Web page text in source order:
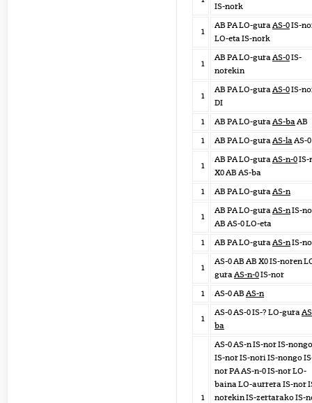
IS-nork
1
AB PA LO-guraAS-0IS-
LO-eta IS-nork
1
AB PA LO-guraAS-0IS-
norekin
1
AB PA LO-guraAS-0IS-
DI
1
AB PA LO-guraAS-baAB
1
AB PA LO-guraAS-laAS-0
1
AB PA LO-guraAS-n-0IS-
X0 AB AS-ba
1
AB PA LO-guraAS-n
1
AB PA LO-guraAS-nIS-
AB AS-0 LO-eta
1
AB PA LO-guraAS-nIS-
1
AS-0 AB AB X0 IS-noren
guraAS-n-0IS-nor
1
AS-0 AB AS-n
1
AS-0 AS-0 IS-? LO-gura
ba
1
AS-0 AS-n IS-nor IS-nongo
IS-nor IS-nori IS-nongo
nor PA AS-n-0 IS-nor LO-
baina LO-aurrera IS-nor
norekin IS-zertarako IS-